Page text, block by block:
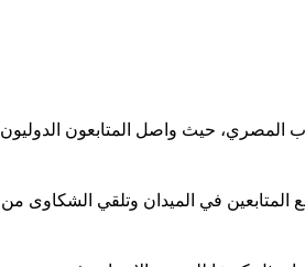
الأول من انتخابات مجلس النواب المصري، حيث واصل المتابعون الدوليون
المتابعين في الميدان وتلقي الشكاوى من